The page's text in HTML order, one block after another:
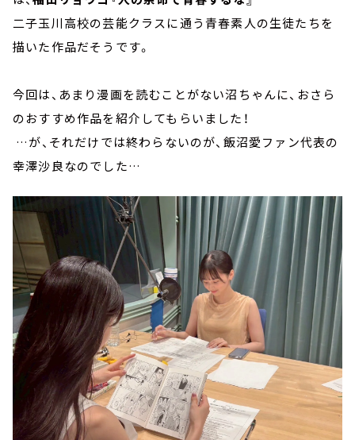
二子玉川高校の芸能クラスに通う青春素人の生徒たちを
描いた作品だそうです。
今回は、あまり漫画を読むことがない沼ちゃんに、おさら
のおすすめ作品を紹介してもらいました！
…が、それだけでは終わらないのが、飯沼愛ファン代表の
幸澤沙良なのでした…